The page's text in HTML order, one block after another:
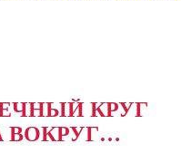
КРУГ
ВОКРУГ…